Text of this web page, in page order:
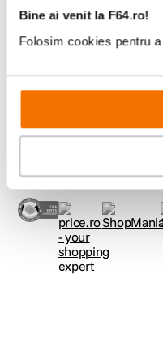
Bine ai venit la F64.ro!
Folosim cookies pentru
Program de lucru
Showroom